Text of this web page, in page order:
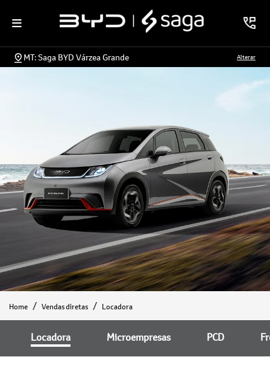
MT: Saga BYD Várzea Grande Alterar
Home Vendas diretas Locadora
Microempresas PCD
Locadora